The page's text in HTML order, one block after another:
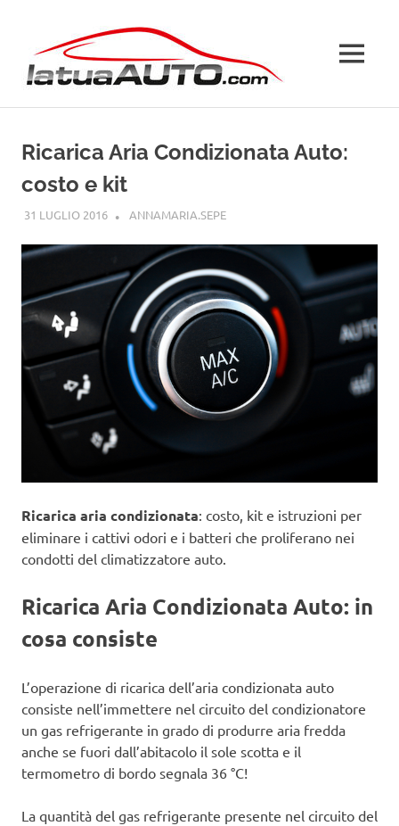
contenuto
MENU
Ricarica Aria Condizionata Auto:
costo e kit
31 LUGLIO 2016 ANNAMARIA.SEPEGUIDE
Ricarica aria condizionata: costo, kit e istruzioni per
eliminare i cattivi odori e i batteri che proliferano nei
condotti del climatizzatore auto.
Ricarica Aria Condizionata Auto: in
cosa consiste
L’operazione di ricarica dell’aria condizionata auto
consiste nell’immettere nel circuito del condizionatore
un gas refrigerante in grado di produrre aria fredda
anche se fuori dall’abitacolo il sole scotta e il
termometro di bordo segnala 36 °C!
La quantità del gas refrigerante presente nel circuito del